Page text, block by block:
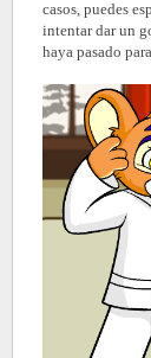
casos, puedes
intentar dar un
haya pasado